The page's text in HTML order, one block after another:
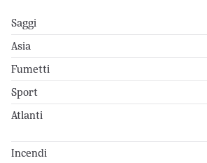
Saggi
Asia
Fumetti
Sport
Atlanti
Incendi